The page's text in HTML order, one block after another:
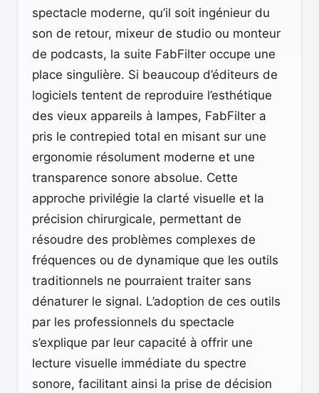
spectacle moderne, qu’il soit ingénieur du
son de retour, mixeur de studio ou monteur
de podcasts, la suite FabFilter occupe une
place singulière. Si beaucoup d’éditeurs de
logiciels tentent de reproduire l’esthétique
des vieux appareils à lampes, FabFilter a
pris le contrepied total en misant sur une
ergonomie résolument moderne et une
transparence sonore absolue. Cette
approche privilégie la clarté visuelle et la
précision chirurgicale, permettant de
résoudre des problèmes complexes de
fréquences ou de dynamique que les outils
traditionnels ne pourraient traiter sans
dénaturer le signal. L’adoption de ces outils
par les professionnels du spectacle
s’explique par leur capacité à offrir une
lecture visuelle immédiate du spectre
sonore, facilitant ainsi la prise de décision